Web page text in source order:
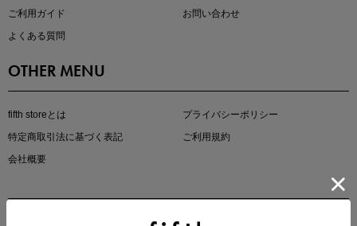
この夏の主役確定！
ご利用ガイド
お問い合わせ
よくある質問
OTHER MENU
fifth storeとは
プライバシーポリシー
特定商取引法に基づく表記
ご利用規約
会社概要